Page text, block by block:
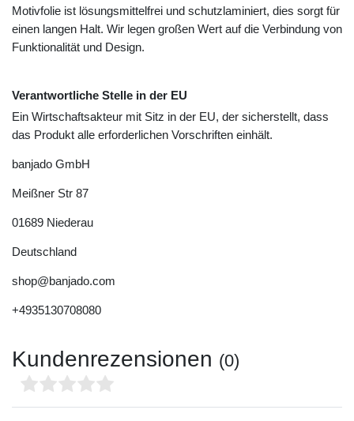
Motivfolie ist lösungsmittelfrei und schutzlaminiert, dies sorgt für
einen langen Halt. Wir legen großen Wert auf die Verbindung von
Funktionalität und Design.
Verantwortliche Stelle in der EU
Ein Wirtschaftsakteur mit Sitz in der EU, der sicherstellt, dass
das Produkt alle erforderlichen Vorschriften einhält.
banjado GmbH
Meißner Str 87
01689 Niederau
Deutschland
shop@banjado.com
+4935130708080
Kundenrezensionen (0)